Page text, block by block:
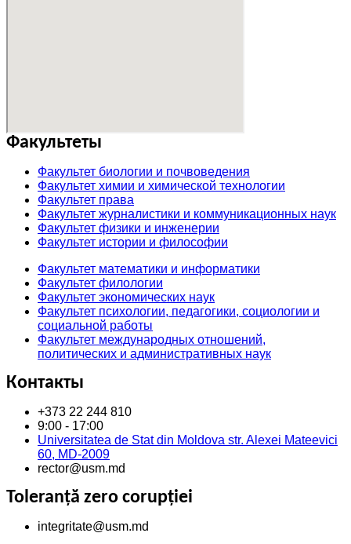
Факультеты
Факультет биологии и почвоведения
Факультет химии и химической технологии
Факультет права
Факультет журналистики и коммуникационных наук
Факультет физики и инженерии
Факультет истории и философии
Факультет математики и информатики
Факультет филологии
Факультет экономических наук
Факультет психологии, педагогики, социологии и
социальной работы
Факультет международных отношений,
политических и административных наук
Контакты
+373 22 244 810
9:00 - 17:00
Universitatea de Stat din Moldova str. Alexei Mateevici
60, MD-2009
rector@usm.md
Toleranță zero corupției
integritate@usm.md